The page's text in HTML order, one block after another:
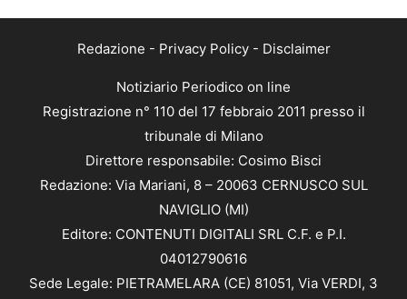
Redazione - Privacy Policy- Disclaimer
Notiziario Periodico on line
Registrazione n° 110 del 17 febbraio 2011 presso il
tribunale di Milano
Direttore responsabile: Cosimo Bisci
Redazione: Via Mariani, 8 – 20063 CERNUSCO SUL
NAVIGLIO (MI)
Editore: CONTENUTI DIGITALI SRL C.F. e P.I.
04012790616
Sede Legale: PIETRAMELARA (CE) 81051, Via VERDI, 3